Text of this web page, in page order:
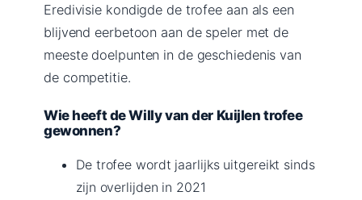
Eredivisie kondigde de trofee aan als een
blijvend eerbetoon aan de speler met de
meeste doelpunten in de geschiedenis van
de competitie.
Wie heeft de Willy van der Kuijlen trofee
gewonnen?
De trofee wordt jaarlijks uitgereikt sinds
zijn overlijden in 2021